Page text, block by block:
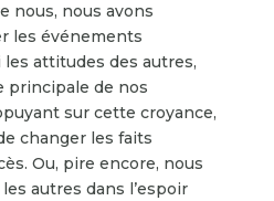
nous, nous avons
les événements
attitudes des autres,
principale de nos
sur cette croyance,
changer les faits
Ou, pire encore, nous
autres dans l’espoir